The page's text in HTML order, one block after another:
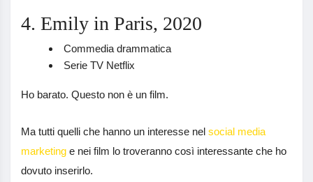
4. Emily in Paris, 2020
Commedia drammatica
Serie TV Netflix
Ho barato. Questo non è un film.
Ma tutti quelli che hanno un interesse nel social media
marketing e nei film lo troveranno così interessante che ho
dovuto inserirlo.